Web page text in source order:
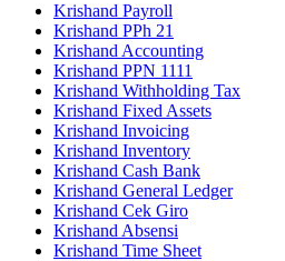
Krishand Payroll
Krishand PPh 21
Krishand Accounting
Krishand PPN 1111
Krishand Withholding Tax
Krishand Fixed Assets
Krishand Invoicing
Krishand Inventory
Krishand Cash Bank
Krishand General Ledger
Krishand Cek Giro
Krishand Absensi
Krishand Time Sheet